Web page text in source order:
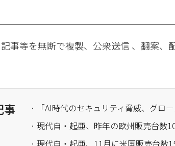
事等を無断で複製、公衆送信 、翻案、
事
· 現代自・起亜、昨年の欧州販売台
· 現代自・起亜、11月に米国販売台